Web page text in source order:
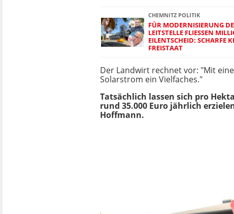
CHEMNITZ POLITIK
FÜR MODERNISIERUNG
LEITSTELLE FLIESSEN
ILENTSCHEID: SCHARFE
REISTAAT
Der Landwirt rechnet vor: "Mit
Solarstrom ein Vielfaches."
Tatsächlich lassen sich pro
rund 35.000 Euro jährlich
Hoffmann.